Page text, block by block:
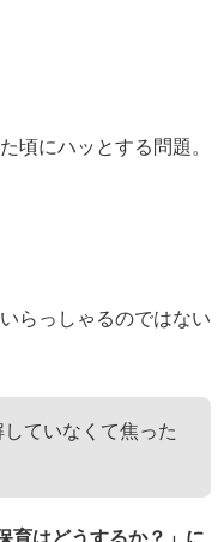
頃にハッとする問題。
らっしゃるのではない
ていなくて焦った